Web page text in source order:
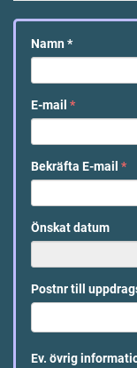
Namn *
E-mail *
Bekräfta E-mail *
Önskat datum
Postnr till
Ev. övrig